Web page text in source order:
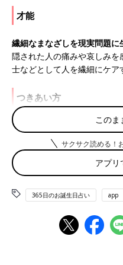
才能
繊細なまなざしを現実問題に
隠された人の痛みや哀しみ
士などとして人を繊細にケア
つきあい方
フリだけでも目指せ肝っ玉母
涙もろく、落ち込みが激し
っ玉母さん」でいれば、安
6月2日は何の日
このま
サクサク読める！
アプリ
365日のお誕生日占い app